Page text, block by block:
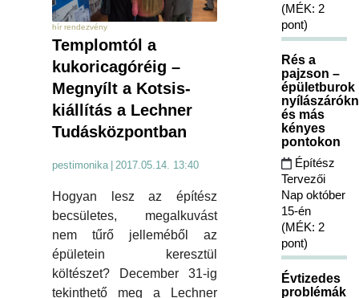
hír rendezvény
Templomtól a
kukoricagóréig –
Megnyílt a Kotsis-
kiállítás a Lechner
Tudásközpontban
pestimonika 2017.05.14. 13:40
Hogyan lesz az építész
becsületes, megalkuvást
nem tűrő jelleméből az
épületein keresztül
költészet? December 31-ig
tekinthető meg a Lechner
(MÉK: 2
pont)
Rés a
pajzson –
épületburok
és más
kényes
pontokon
Építész
Tervezői
Nap október
15-én
(MÉK: 2
pont)
Évtizedes
problémák